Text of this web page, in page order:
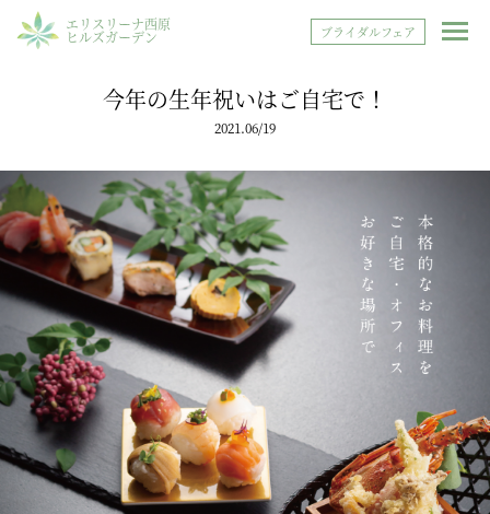
エリスリーナ西原
ヒルズガーデン ブライダルフェア
今年の生年祝いはご自宅で！
2021.06/19